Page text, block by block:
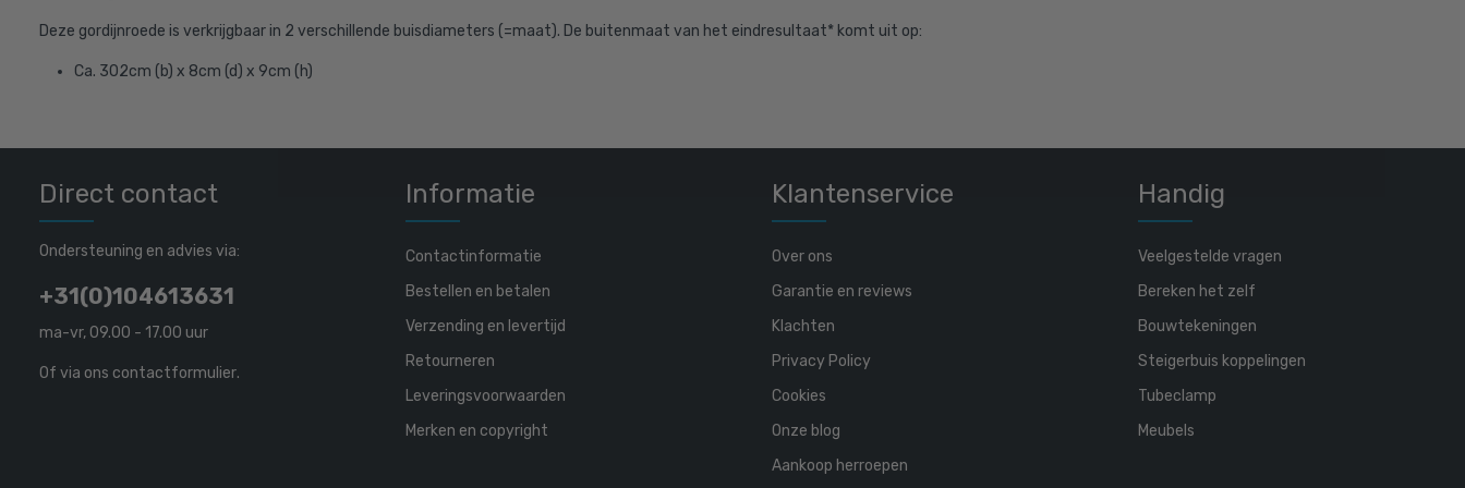
Deze gordijnroede is verkrijgbaar in 2 verschillende buisdiameters (=maat). De buitenmaat van het eindresultaat* komt uit op:
Ca. 302cm (b) x 8cm (d) x 9cm (h)
Direct contact
Ondersteuning en advies via:
+31(0)104613631
ma-vr, 09.00 - 17.00 uur
Of via ons contactformulier.
Informatie
Contactinformatie
Bestellen en betalen
Verzending en levertijd
Retourneren
Leveringsvoorwaarden
Merken en copyright
Klantenservice
Over ons
Garantie en reviews
Klachten
Privacy Policy
Cookies
Onze blog
Aankoop herroepen
Handig
Veelgestelde vragen
Bereken het zelf
Bouwtekeningen
Steigerbuis koppelingen
Tubeclamp
Meubels